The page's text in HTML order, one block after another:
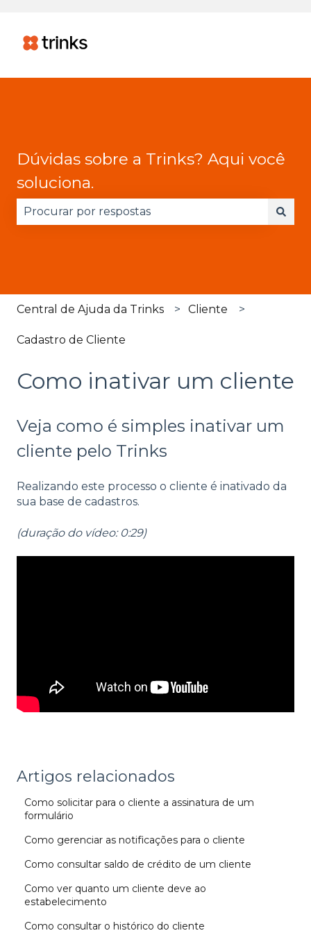
Dúvidas sobre a Trinks? Aqui você
soluciona.
Central de Ajuda da Trinks Cliente
Cadastro de Cliente
Como inativar um cliente
Veja como é simples inativar um
cliente pelo Trinks
Realizando este processo o cliente é inativado da
sua base de cadastros.
(duração do vídeo: 0:29)
Artigos relacionados
Como solicitar para o cliente a assinatura de um
formulário
Como gerenciar as notificações para o cliente
Como consultar saldo de crédito de um cliente
Como ver quanto um cliente deve ao
estabelecimento
Como consultar o histórico do cliente